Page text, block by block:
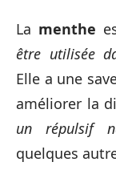
La menthe
être utilisée
Elle a une
améliorer la
un répulsif
quelques